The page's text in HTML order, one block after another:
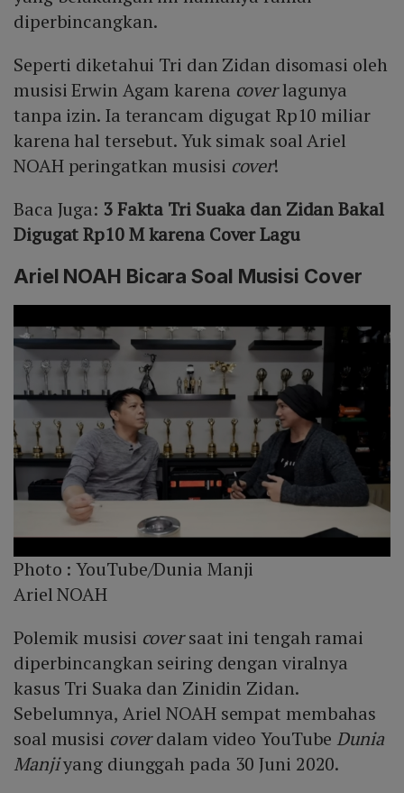
diperbincangkan.
Seperti diketahui Tri dan Zidan disomasi oleh
musisi Erwin Agam karena coverlagunya
tanpa izin. Ia terancam digugat Rp10 miliar
karena hal tersebut. Yuk simak soal Ariel
NOAH peringatkan musisi cover!
Baca Juga: 3 Fakta Tri Suaka dan Zidan Bakal
Digugat Rp10 M karena Cover Lagu
Ariel NOAH Bicara Soal Musisi Cover
Photo :YouTube/Dunia Manji
Ariel NOAH
Polemik musisi coversaat ini tengah ramai
diperbincangkan seiring dengan viralnya
kasus Tri Suaka dan Zinidin Zidan.
Sebelumnya, Ariel NOAH sempat membahas
soal musisi coverdalam video YouTube Dunia
Manjiyang diunggah pada 30 Juni 2020.